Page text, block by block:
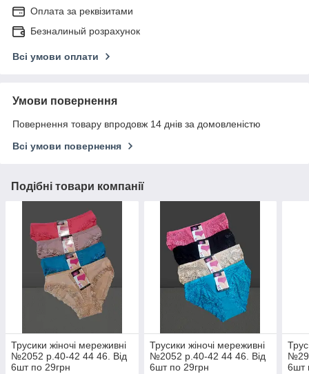
Оплата за реквізитами
Безналиный розрахунок
Всі умови оплати
Умови повернення
Повернення товару впродовж 14 днів за домовленістю
Всі умови повернення
Подібні товари компанії
Трусики жіночі мереживні
№2052 р.40-42 44 46. Від
6шт по 29грн
Трусики жіночі мереживні
№2052 р.40-42 44 46. Від
6шт по 29грн
6шт